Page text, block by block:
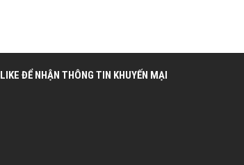
LIKE ĐỂ NHẬN THÔNG TIN KHUYẾN MẠI